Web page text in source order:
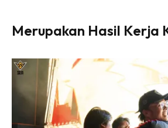
Merupakan Hasil Kerja